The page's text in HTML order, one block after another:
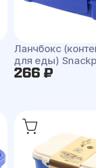
Ланчбокс
для еды)
266 ₽